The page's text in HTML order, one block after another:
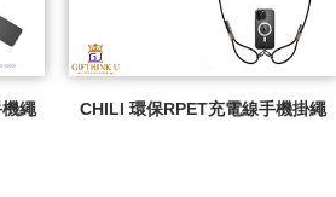
繩 CHILI 環保RPET充電線手機掛繩